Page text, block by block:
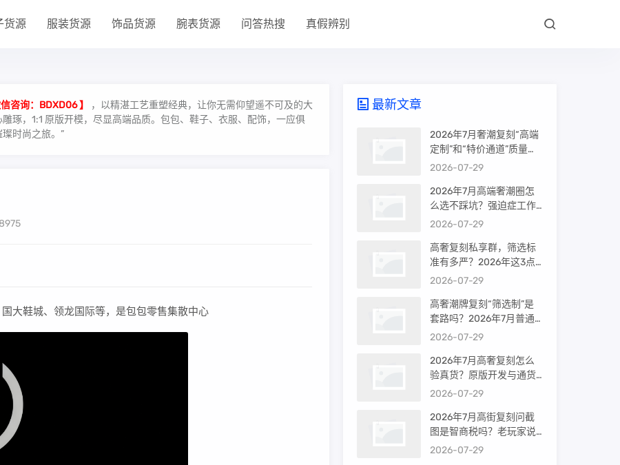
货源 服装货源 饰品货源 腕表货源 问答热搜 真假辨别
信咨询：BDXD06 】
，以精湛工艺重塑经典，让你无需仰望遥不可及的大
琢，1:1 原版开模，尽显高端品质。包包、鞋子、衣服、配饰，一应俱
时尚之旅。”
大鞋城、领龙国际等，是包包零售集散中心
最新文章
2026年7月奢潮复刻“高端
定制”和“特价通道”质量差
很多吗？内行人说出真相
2026-07-29
2026年7月高端奢潮圈怎
么选不踩坑？强迫症工作
室的筛选机制是真相还是
2026-07-29
高奢复刻私享群，筛选标
准有多严？2026年这3点
才是真相
2026-07-29
高奢潮牌复刻“筛选制”是
套路吗？2026年7月普通
买家能进高端群吗？
2026-07-29
2026年7月高奢复刻怎么
验真货？原版开发与通货
差距到底多大
2026-07-29
2026年7月高街复刻问截
图是智商税吗？老玩家说
出真相
2026-07-29